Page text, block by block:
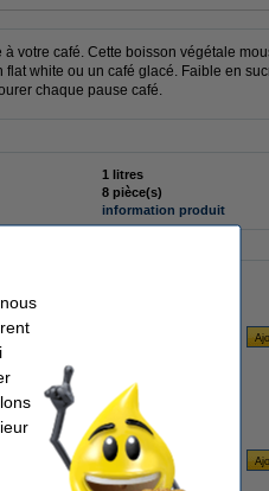
votre café. Cette boisson végétale
white ou un café glacé. Faible en
chaque pause café.
1 litres
8 pièce(s)
information produit